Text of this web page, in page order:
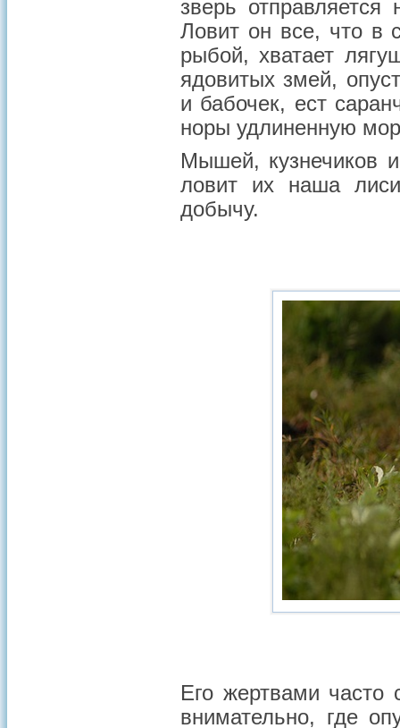
зверь
Ловит он все, что в
рыбой, хватает
ядовитых змей,
и бабочек, ест
норы удлиненную
Мышей, кузнечиков
ловит их наша
добычу.
Его жертвами часто
внимательно, где